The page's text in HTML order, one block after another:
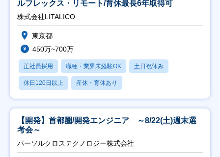
ルフレックス・リモート/育休最長6年取得可
株式会社LITALICO
東京都
450万~700万
正社員採用 職種・業界未経験OK 土日祝休み
休日120日以上 産休・育休あり
【開発】首都圏/開発エンジニア ～8/22(土)週末選
考会～
パーソルクロステクノロジー株式会社